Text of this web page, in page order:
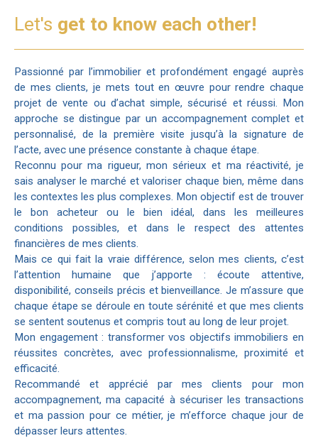
Let's get to know each other!
Passionné par l’immobilier et profondément engagé auprès
de mes clients, je mets tout en œuvre pour rendre chaque
projet de vente ou d’achat simple, sécurisé et réussi. Mon
approche se distingue par un accompagnement complet et
personnalisé, de la première visite jusqu’à la signature de
l’acte, avec une présence constante à chaque étape.
Reconnu pour ma rigueur, mon sérieux et ma réactivité, je
sais analyser le marché et valoriser chaque bien, même dans
les contextes les plus complexes. Mon objectif est de trouver
le bon acheteur ou le bien idéal, dans les meilleures
conditions possibles, et dans le respect des attentes
financières de mes clients.
Mais ce qui fait la vraie différence, selon mes clients, c’est
l’attention humaine que j’apporte : écoute attentive,
disponibilité, conseils précis et bienveillance. Je m’assure que
chaque étape se déroule en toute sérénité et que mes clients
se sentent soutenus et compris tout au long de leur projet.
Mon engagement : transformer vos objectifs immobiliers en
réussites concrètes, avec professionnalisme, proximité et
efficacité.
Recommandé et apprécié par mes clients pour mon
accompagnement, ma capacité à sécuriser les transactions
et ma passion pour ce métier, je m’efforce chaque jour de
dépasser leurs attentes.